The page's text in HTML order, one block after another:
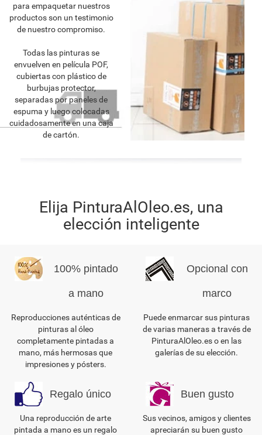
para empaquetar nuestros
productos son un testimonio
de nuestro compromiso.
Todas las pinturas se
envuelven en película POF,
cubiertas con plástico de
burbujas protector,
separadas por paneles de
espuma y luego colocadas
cuidadosamente en una caja
de cartón.
Elija PinturaAlOleo.es, una
elección inteligente
100% pintado
a mano
Reproducciones auténticas de
pinturas al óleo
completamente pintadas a
mano, más hermosas que
impresiones y pósters.
Opcional con
marco
Puede enmarcar sus pinturas
de varias maneras a través de
PinturaAlOleo.es o en las
galerías de su elección.
Regalo único
Una reproducción de arte
pintada a mano es un regalo
Buen gusto
Sus vecinos, amigos y clientes
apreciarán su buen gusto